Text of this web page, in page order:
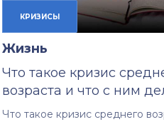
КРИЗИСЫ
Жизнь
Что такое кризис
возраста и что с ним
Что такое кризис среднего